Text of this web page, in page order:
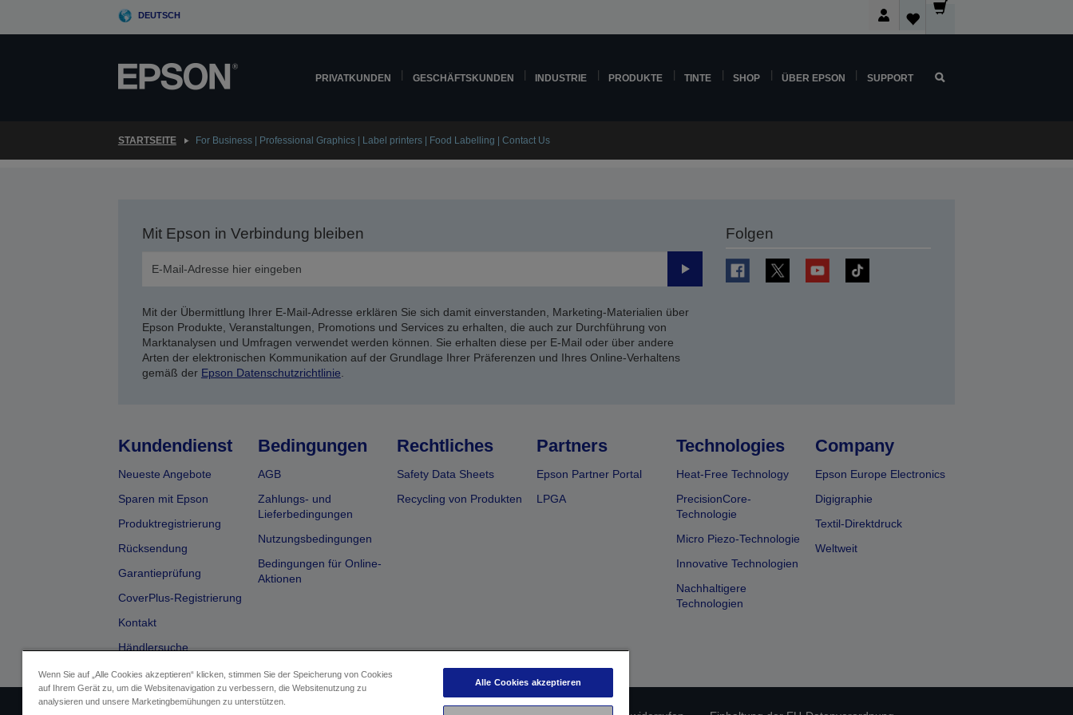
DEUTSCH
PRIVATKUNDEN GESCHÄFTSKUNDEN INDUSTRIE PRODUKTE TINTE SHOP ÜBER EPSON SUPPORT
STARTSEITE For Business | Professional Graphics | Label printers | Food Labelling | Contact Us
Mit Epson in Verbindung bleiben
Senden
Mit der Übermittlung Ihrer E-Mail-Adresse erklären Sie sich damit einverstanden, Marketing-Materialien über
Epson Produkte, Veranstaltungen, Promotions und Services zu erhalten, die auch zur Durchführung von
Marktanalysen und Umfragen verwendet werden können. Sie erhalten diese per E-Mail oder über andere
Arten der elektronischen Kommunikation auf der Grundlage Ihrer Präferenzen und Ihres Online-Verhaltens
gemäß der Epson Datenschutzrichtlinie
Folgen
Kundendienst
Neueste Angebote
Sparen mit Epson
Produktregistrierung
Rücksendung
Garantieprüfung
CoverPlus-Registrierung
Kontakt
Händlersuche
Bedingungen
AGB
Zahlungs- und
Lieferbedingungen
Nutzungsbedingungen
Bedingungen für Online-
Aktionen
Rechtliches
Safety Data Sheets
Recycling von Produkten
Partners
Epson Partner Portal
LPGA
Technologies
Heat-Free Technology
PrecisionCore-
Technologie
Micro Piezo-Technologie
Innovative Technologien
Nachhaltigere
Technologien
Company
Epson Europe Electronics
Digigraphie
Textil-Direktdruck
Weltweit
Wenn Sie auf „Alle Cookies akzeptieren“ klicken, stimmen Sie der Speicherung von Cookies
auf Ihrem Gerät zu, um die Websitenavigation zu verbessern, die Websitenutzung zu
analysieren und unsere Marketingbemühungen zu unterstützen.
Alle Cookies akzeptieren